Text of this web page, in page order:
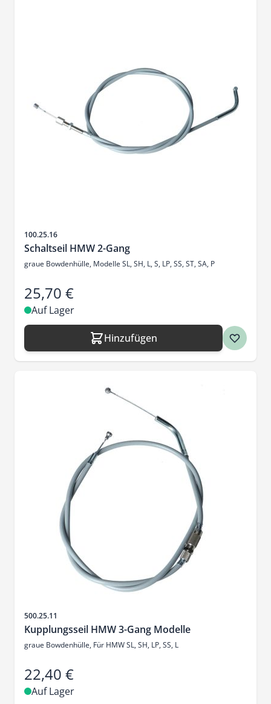
Artikelnr.
100.25.16
Schaltseil HMW 2-Gang
graue Bowdenhülle, Modelle SL, SH, L, S, LP, SS, ST, SA, P
25,70 €
Auf Lager
Hinzufügen
Artikelnr.
500.25.11
Kupplungsseil HMW 3-Gang Modelle
graue Bowdenhülle, Für HMW SL, SH, LP, SS, L
22,40 €
Auf Lager